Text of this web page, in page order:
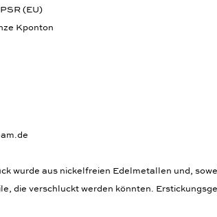
(EU)
Kponton
wurde aus nickelfreien Edelmetallen und,
die verschluckt werden könnten.